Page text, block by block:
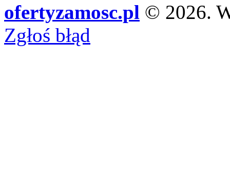
ofertyzamosc.pl © 2026.
Zgłoś błąd